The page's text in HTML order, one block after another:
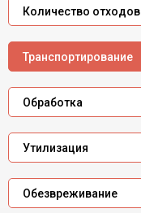
Количество отходов
Транспортирование
Обработка
Утилизация
Обезвреживание